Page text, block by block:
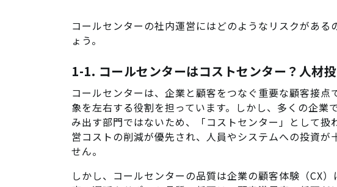
コールセンターの社内運営にはどのようなリスクがあ
ょう。
1-1. コールセンターはコストセンター？人材
コールセンターは、企業と顧客をつなぐ重要な顧客接
象を左右する役割を担っています。しかし、多くの企業
み出す部門ではないため、「コストセンター」として扱
営コストの削減が優先され、人員やシステムへの投資が
せん。
しかし、コールセンターの品質は企業の顧客体験（CX